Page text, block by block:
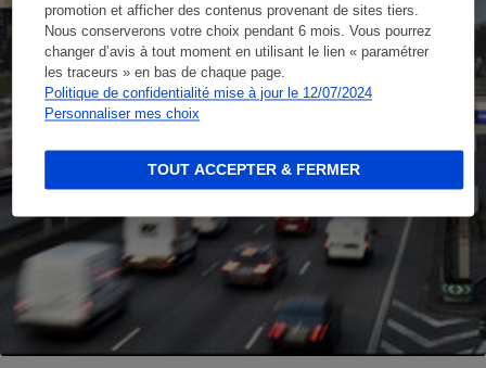
promotion et afficher des contenus provenant de sites tiers.
Nous conserverons votre choix pendant 6 mois. Vous pourrez
changer d’avis à tout moment en utilisant le lien « paramétrer
les traceurs » en bas de chaque page.
Politique de confidentialité mise à jour le 12/07/2024
Personnaliser mes choix
TOUT ACCEPTER & FERMER